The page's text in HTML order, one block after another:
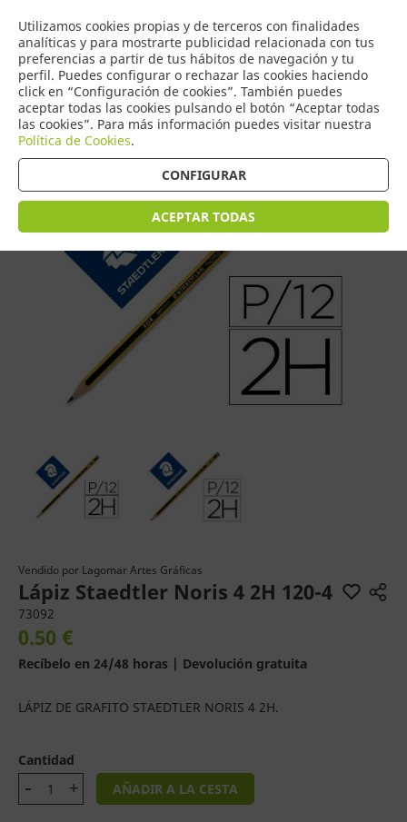
Utilizamos cookies propias y de terceros con finalidades
analíticas y para mostrarte publicidad relacionada con tus
preferencias a partir de tus hábitos de navegación y tu
perfil. Puedes configurar o rechazar las cookies haciendo
click en “Configuración de cookies”. También puedes
aceptar todas las cookies pulsando el botón “Aceptar todas
las cookies”. Para más información puedes visitar nuestra
Política de Cookies.
CONFIGURAR
ACEPTAR TODAS
0
COMERCIO
DE TORRIJOS
Tienda > Escritura > Lapiceros / Portaminas
Vendido por Lagomar Artes Gráficas
Lápiz Staedtler Noris 4 2H 120-4
73092
0.50 €
Recíbelo en 24/48 horas | Devolución gratuita
LÁPIZ DE GRAFITO STAEDTLER NORIS 4 2H.
Cantidad
AÑADIR A LA CESTA